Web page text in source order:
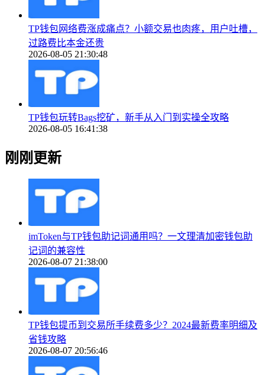
TP钱包网络费涨成痛点？小额交易也肉疼，用户吐槽，
过路费比本金还贵
2026-08-05 21:30:48
TP钱包玩转Bags挖矿，新手从入门到实操全攻略
2026-08-05 16:41:38
刚刚更新
imToken与TP钱包助记词通用吗？一文理清加密钱包助
记词的兼容性
2026-08-07 21:38:00
TP钱包提币到交易所手续费多少？2024最新费率明细及
省钱攻略
2026-08-07 20:56:46